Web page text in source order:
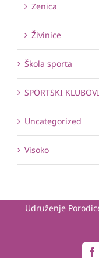
Zenica
Živinice
Škola sporta
SPORTSKI KLUBOVI
Uncategorized
Visoko
Udruženje